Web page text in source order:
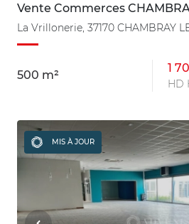
Vente Commerces
La Vrillonerie, 37170 CHAMBRAY
500 m²
1
HD
MIS À JOUR